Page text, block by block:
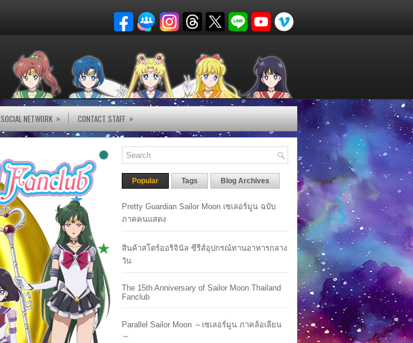
SOCIAL NETWORK » CONTACT STAFF »
Popular Tags Blog Archives
Pretty Guardian Sailor Moon เซเลอร์มูน ฉบับ
ภาคคนแสดง
สินค้าสโตร์ออริจินัล ซีรีส์อุปกรณ์ทานอาหารกลาง
วัน
The 15th Anniversary of Sailor Moon Thailand
Fanclub
Parallel Sailor Moon ～เซเลอร์มูน ภาคล้อเลียน
～